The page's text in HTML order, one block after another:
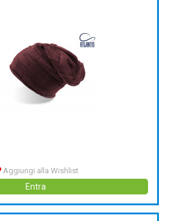
Aggiungi alla Wishlist
Entra